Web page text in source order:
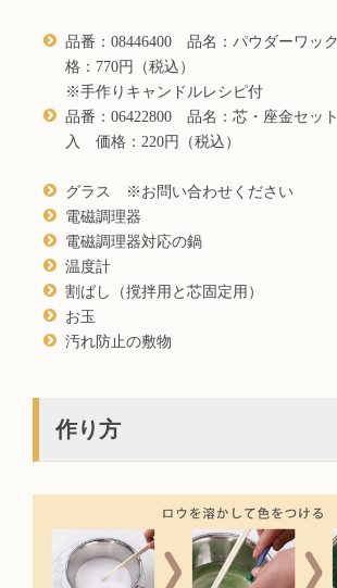
品番：08446400 品名：パウダーワッ
格：770円（税込）
※手作りキャンドルレシピ付
品番：06422800 品名：芯・座金セッ
入 価格：220円（税込）
グラス ※お問い合わせください
電磁調理器
電磁調理器対応の鍋
温度計
割ばし（撹拌用と芯固定用）
お玉
汚れ防止の敷物
作り方